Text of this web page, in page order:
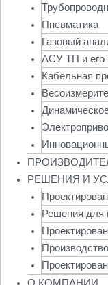
Пневматика
Газовый
АСУ ТП и его
Кабельная
РЕШЕНИЯ И
Решения для
О КОМПАНИИ